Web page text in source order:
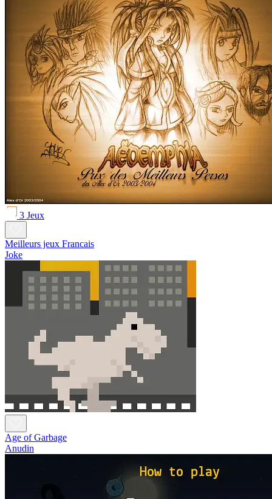
3 Jeux
Meilleurs jeux Francais
Joke
Age of Garbage
Anudin